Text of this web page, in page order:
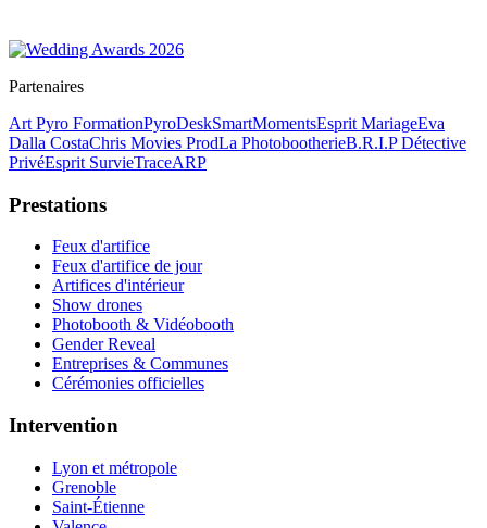
Partenaires
Art Pyro FormationPyroDeskSmartMomentsEsprit MariageEva
Dalla CostaChris Movies ProdLa PhotobootherieB.R.I.P Détective
PrivéEsprit SurvieTraceARP
Prestations
Feux d'artifice
Feux d'artifice de jour
Artifices d'intérieur
Show drones
Photobooth & Vidéobooth
Gender Reveal
Entreprises & Communes
Cérémonies officielles
Intervention
Lyon et métropole
Grenoble
Saint-Étienne